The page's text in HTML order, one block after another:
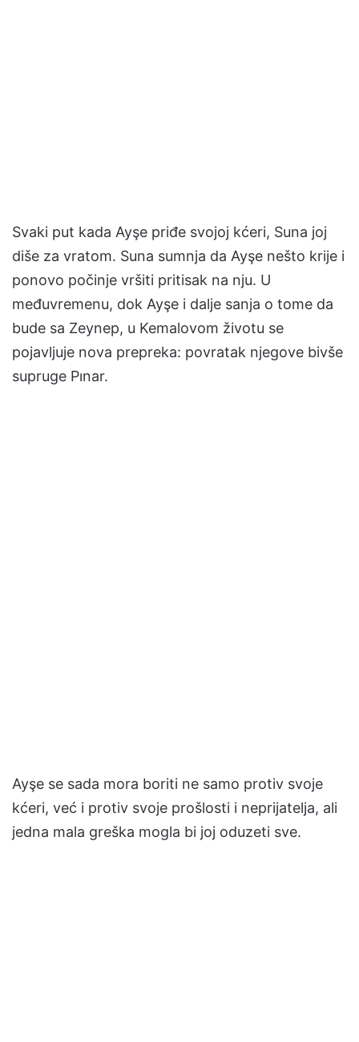
Svaki put kada Ayşe priđe svojoj kćeri, Suna joj
diše za vratom. Suna sumnja da Ayşe nešto krije i
ponovo počinje vršiti pritisak na nju. U
međuvremenu, dok Ayşe i dalje sanja o tome da
bude sa Zeynep, u Kemalovom životu se
pojavljuje nova prepreka: povratak njegove bivše
supruge Pınar.
Ayşe se sada mora boriti ne samo protiv svoje
kćeri, već i protiv svoje prošlosti i neprijatelja, ali
jedna mala greška mogla bi joj oduzeti sve.